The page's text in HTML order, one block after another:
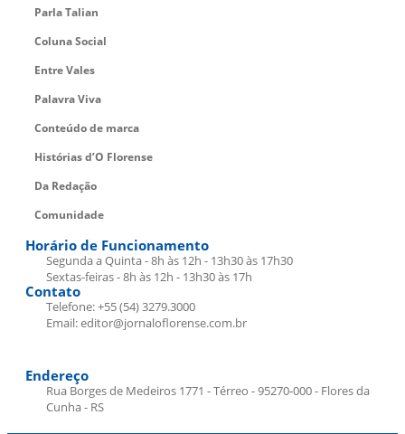
Parla Talian
Coluna Social
Entre Vales
Palavra Viva
Conteúdo de marca
Histórias d’O Florense
Da Redação
Comunidade
Horário de Funcionamento
Segunda a Quinta - 8h às 12h - 13h30 às 17h30
Sextas-feiras - 8h às 12h - 13h30 às 17h
Contato
Telefone: +55 (54) 3279.3000
Email: editor@jornaloflorense.com.br
Endereço
Rua Borges de Medeiros 1771 - Térreo - 95270-000 - Flores da
Cunha - RS